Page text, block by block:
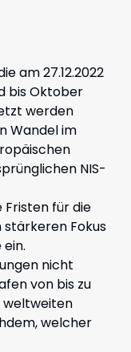
am 27.12.2022
bis Oktober
werden
Wandel im
NIS-
für die
stärkeren Fokus
nicht
von bis zu
weltweiten
welcher